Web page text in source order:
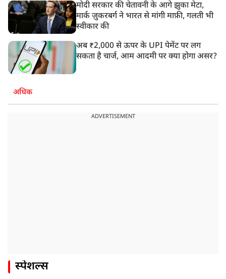
मोदी सरकार की चेतावनी के आगे झुका मेटा,
मार्क ज़ुकरबर्ग ने भारत से मांगी माफ़ी, गलती भी
स्वीकार की
अब ₹2,000 से ऊपर के UPI पेमेंट पर लग
सकता है चार्ज, आम आदमी पर क्या होगा असर?
अधिक
ADVERTISEMENT
स्पेशल्स